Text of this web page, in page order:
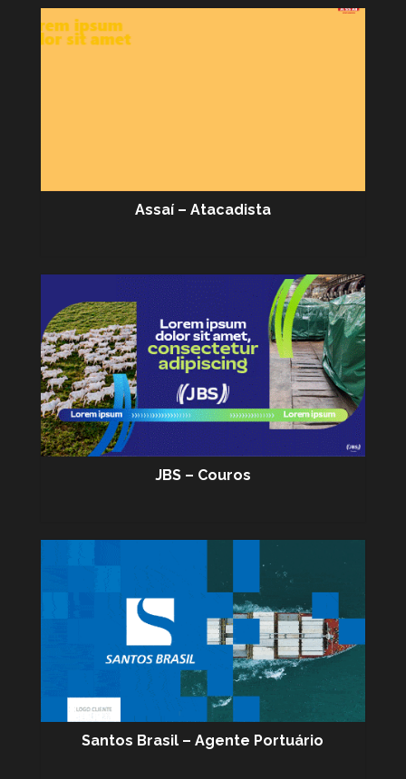
Assaí – Atacadista
JBS – Couros
Santos Brasil – Agente Portuário